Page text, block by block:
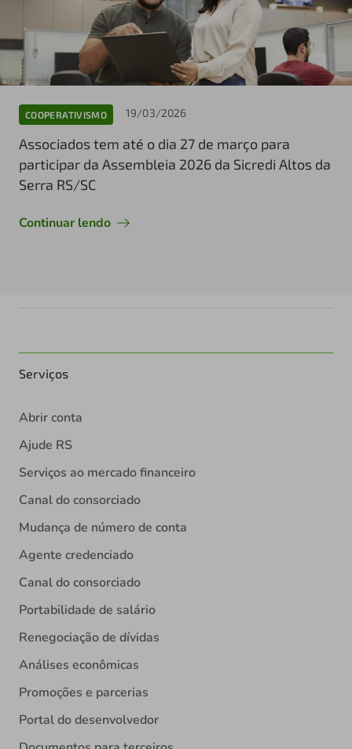
COOPERATIVISMO 19/03/2026
Associados tem até o dia 27 de março para
participar da Assembleia 2026 da Sicredi Altos da
Serra RS/SC
Continuar lendo
Serviços
Abrir conta
Ajude RS
Serviços ao mercado financeiro
Canal do consorciado
Mudança de número de conta
Agente credenciado
Canal do consorciado
Portabilidade de salário
Renegociação de dívidas
Análises econômicas
Promoções e parcerias
Portal do desenvolvedor